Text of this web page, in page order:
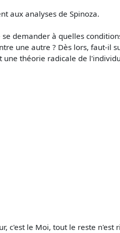
aux analyses de Spinoza.
demander à quelles
une autre ? Dès lors, faut-il
une théorie radicale de
c'est le Moi, tout le reste n'est